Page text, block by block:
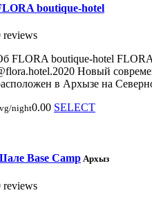
boutique-hotel
reviews
FLORA boutique-hotel
Новый
в Архызе на
night0.00 SELECT
Base Camp Архыз
reviews